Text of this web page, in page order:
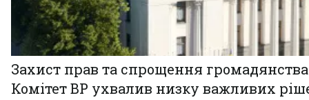
Захист прав та спрощення
Комітет ВР ухвалив низку важливих